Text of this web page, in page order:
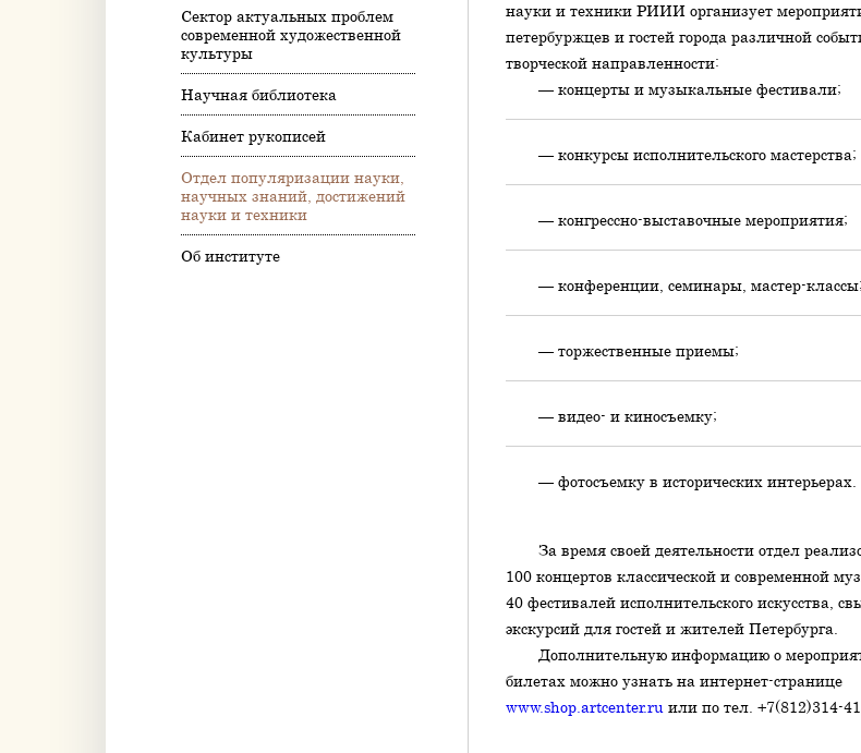
Сектор актуальных проблем
современной художественной
культуры
Научная библиотека
Кабинет рукописей
Отдел популяризации науки,
научных знаний, достижений
науки и техники
Об институте
науки и техники РИИИ организует
петербуржцев и гостей города различной
творческой направленности:
— концерты и музыкальные фестивали;
— конкурсы исполнительского мастерства;
— конгрессно-выставочные мероприятия;
— конференции, семинары, мастер-классы;
— торжественные приемы;
— видео- и киносъемку;
— фотосъемку в исторических интерьерах.
За время своей деятельности отдел
100 концертов классической и современной
40 фестивалей исполнительского искусства,
экскурсий для гостей и жителей Петербурга.
Дополнительную информацию о
билетах можно узнать на интернет-странице
www.shop.artcenter.ru или по тел. +7(812)314-